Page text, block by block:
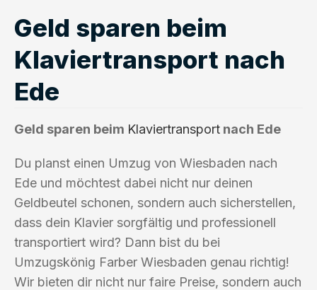
Geld sparen beim
Klaviertransport nach
Ede
Geld sparen beim Klaviertransport nach Ede
Du planst einen Umzug von Wiesbaden nach
Ede und möchtest dabei nicht nur deinen
Geldbeutel schonen, sondern auch sicherstellen,
dass dein Klavier sorgfältig und professionell
transportiert wird? Dann bist du bei
Umzugskönig Farber Wiesbaden genau richtig!
Wir bieten dir nicht nur faire Preise, sondern auch